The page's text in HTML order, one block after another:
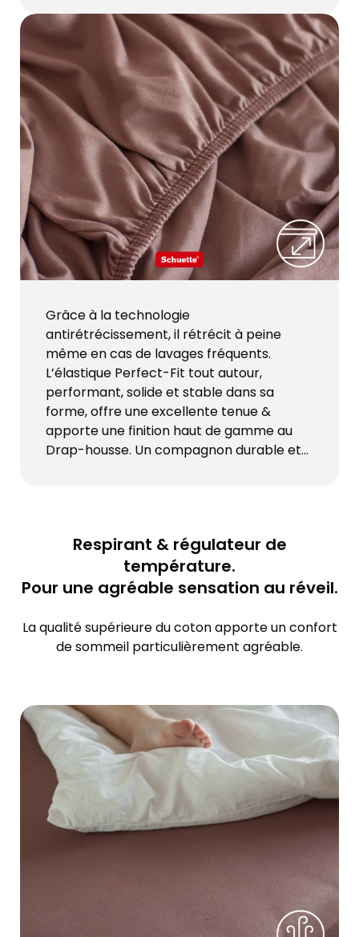
Grâce à la technologie
antirétrécissement, il rétrécit à peine
même en cas de lavages fréquents.
L’élastique Perfect-Fit tout autour,
performant, solide et stable dans sa
forme, offre une excellente tenue &
apporte une finition haut de gamme au
Drap-housse. Un compagnon durable et
Respirant & régulateur de
température.
Pour une agréable sensation au réveil.
La qualité supérieure du coton apporte un confort
de sommeil particulièrement agréable.